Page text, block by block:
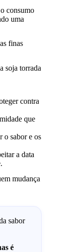
consumo
uma
finas
soja torrada
contra
que
o sabor e os
a data
mudança
sabor
é